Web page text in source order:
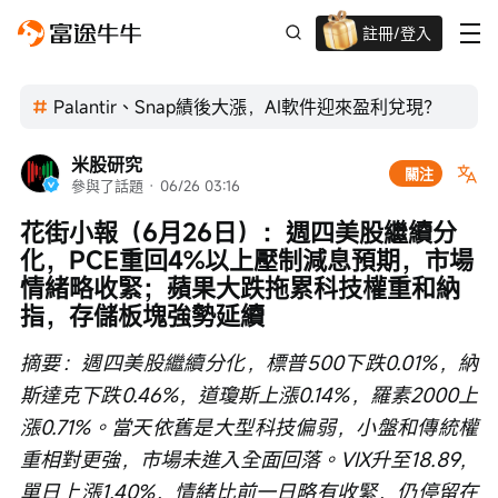
註冊/登入
迎新驚喜賞 股票/BTC等任你揀!
Palantir、Snap績後大漲，AI軟件迎來盈利兌現？
米股研究
參與了話題 · 06/26 03:16
關注
花街小報（6月26日）：週四美股繼續分
化，PCE重回4%以上壓制減息預期，市場
情緒略收緊；蘋果大跌拖累科技權重和納
指，存儲板塊強勢延續
摘要：週四美股繼續分化，標普500下跌0.01%，納
斯達克下跌0.46%，道瓊斯上漲0.14%，羅素2000上
漲0.71%。當天依舊是大型科技偏弱，小盤和傳統權
重相對更強，市場未進入全面回落。VIX升至18.89，
單日上漲1.40%，情緒比前一日略有收緊，仍停留在